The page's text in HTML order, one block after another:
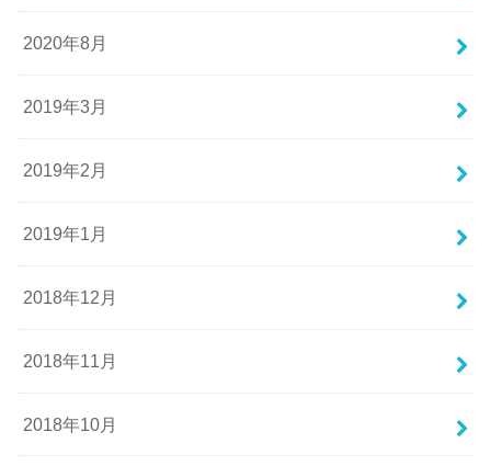
2020年8月
2019年3月
2019年2月
2019年1月
2018年12月
2018年11月
2018年10月